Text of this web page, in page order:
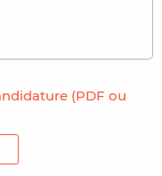
(PDF ou